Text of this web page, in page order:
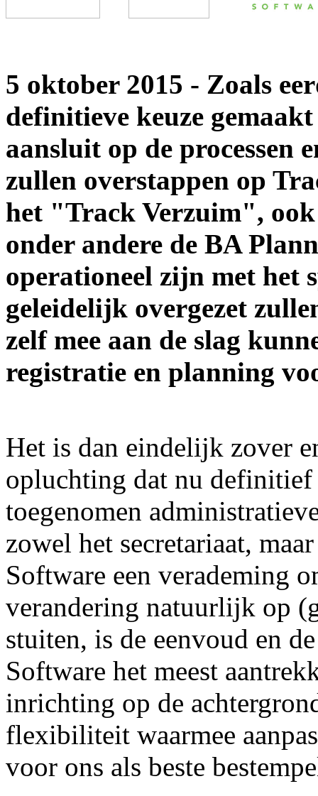
5 oktober 2015 - Zoals
definitieve keuze
aansluit op de processen
zullen overstappen op
het "Track Verzuim",
onder andere de BA
operationeel zijn met het
geleidelijk overgezet
zelf mee aan de slag
registratie en planning
Het is dan eindelijk zover
opluchting dat nu definitief
toegenomen
zowel het secretariaat,
Software een verademing
verandering natuurlijk op
stuiten, is de eenvoud en
Software het meest
inrichting op de
flexibiliteit waarmee
voor ons als beste